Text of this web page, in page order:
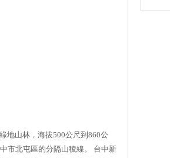
地山林，海拔500公尺到860公
市北屯區的分隔山稜線。 台中新